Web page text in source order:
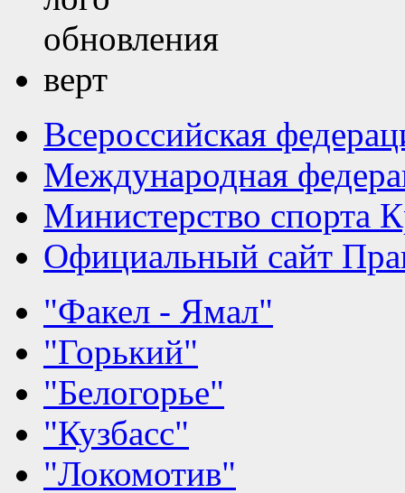
Всероссийская
Международная
Министерство спорта
Официальный сайт
"Факел - Ямал"
"Горький"
"Белогорье"
"Кузбасс"
"Локомотив"